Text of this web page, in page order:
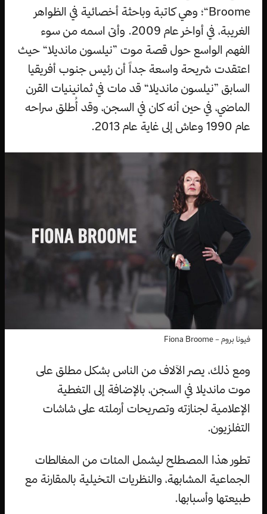
Broome“؛ وهي كاتبة وباحثة أخصائية في الظواهر
الغريبة، في أواخر عام 2009. وأتى اسمه من سوء
الفهم الواسع حول قصة موت ”نيلسون مانديلا“ حيث
اعتقدت شريحة واسعة جداً أن رئيس جنوب أفريقيا
السابق ”نيلسون مانديلا“ قد مات في ثمانينيات القرن
الماضي، في حين أنه كان في السجن، وقد أُطلق سراحه
عام 1990 وعاش إلى غاية عام 2013.
فيونا بروم – Fiona Broome
ومع ذلك، يصر الآلاف من الناس بشكل مطلق على
موت مانديلا في السجن، بالإضافة إلى التغطية
الإعلامية لجنازته وتصريحات أرملته على شاشات
التفلزيون.
تطور هذا المصطلح ليشمل المئات من المغالطات
الجماعية المشابهة، والنظريات التخيلية بالمقارنة مع
طبيعتها وأسبابها.